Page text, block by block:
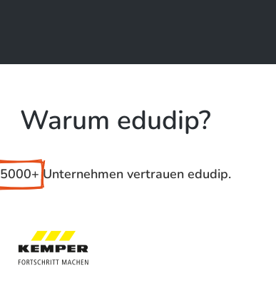
Warum edudip?
5000+ Unternehmen vertrauen edudip.